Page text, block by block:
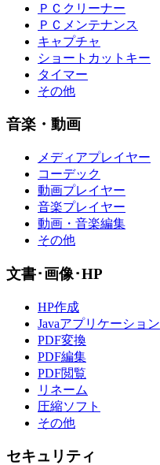
ＰＣクリーナー
ＰＣメンテナンス
キャプチャ
ショートカットキー
タイマー
その他
音楽・動画
メディアプレイヤー
コーデック
動画プレイヤー
音楽プレイヤー
動画・音楽編集
その他
文書･画像･HP
HP作成
Javaアプリケーション
PDF変換
PDF編集
PDF閲覧
リネーム
圧縮ソフト
その他
セキュリティ